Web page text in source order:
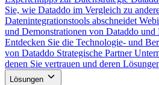
Sie, wie Dataddo im Vergleich zu
Datenintegrationstools abschneidet
und Demonstrationen von Dataddo und
Entdecken Sie die Technologie- und
von Dataddo Strategische Partner
denen Sie vertrauen und deren
Lösungen